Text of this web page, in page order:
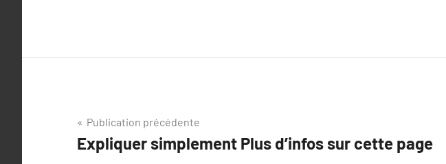
Navigation
de
Publication précédente
Expliquer simplement Plus d’infos sur cette page